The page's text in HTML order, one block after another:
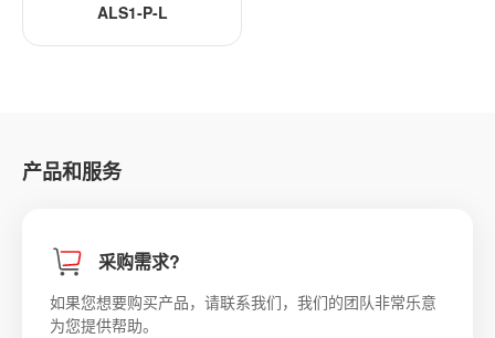
ALS1-P-L
产品和服务
采购需求?
如果您想要购买产品，请联系我们，我们的团队非常乐意
为您提供帮助。